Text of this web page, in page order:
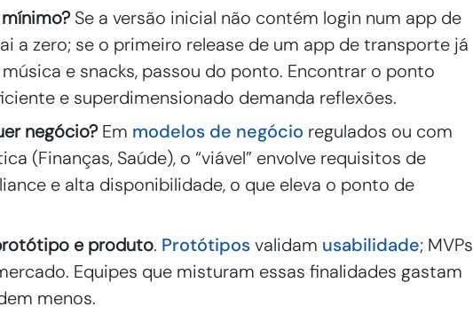
Se a versão inicial não contém login num app de
a zero; se o primeiro release de um app de transporte já
e snacks, passou do ponto. Encontrar o ponto
e superdimensionado demanda reflexões.
negócio?Em modelos de negócio regulados ou com
(Finanças, Saúde), o “viável” envolve requisitos de
e alta disponibilidade, o que eleva o ponto de
e produto. Protótiposvalidam usabilidade; MVPs
Equipes que misturam essas finalidades gastam
menos.